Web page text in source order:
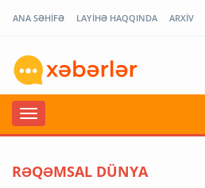
ANA SƏHİFƏ LAYİHƏ HAQQINDA ARXİV
RƏQƏMSAL DÜNYA